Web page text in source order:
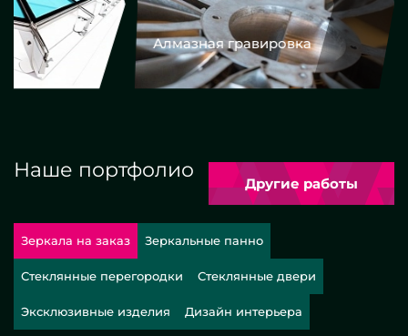
Алмазная гравировка
Наше портфолио
Другие работы
Зеркала на заказ Зеркальные панно
Стеклянные перегородки Стеклянные двери
Эксклюзивные изделия Дизайн интерьера